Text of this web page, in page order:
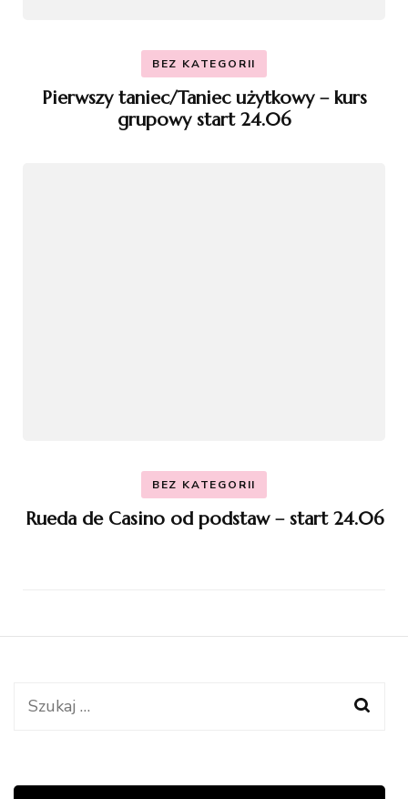
BEZ KATEGORII
Pierwszy taniec/Taniec użytkowy – kurs
grupowy start 24.06
BEZ KATEGORII
Rueda de Casino od podstaw – start 24.06
Szukaj: